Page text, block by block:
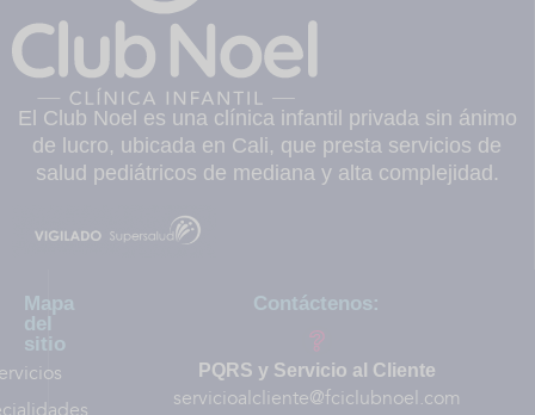
El Club Noel es una clínica infantil privada sin ánimo
de lucro, ubicada en Cali, que presta servicios de
salud pediátricos de mediana y alta complejidad.
Mapa
del
sitio
Contáctenos:
PQRS y Servicio al Cliente
servicioalcliente@fciclubnoel.com